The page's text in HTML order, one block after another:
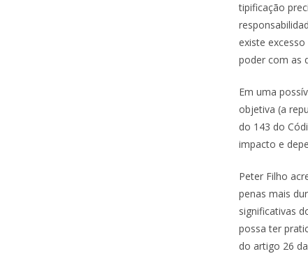
tipificação
existe
poder com as
Em uma
objetiva (a
do 143 do
impacto e
Peter Filho
penas mais
significativas
possa ter
do artigo 26